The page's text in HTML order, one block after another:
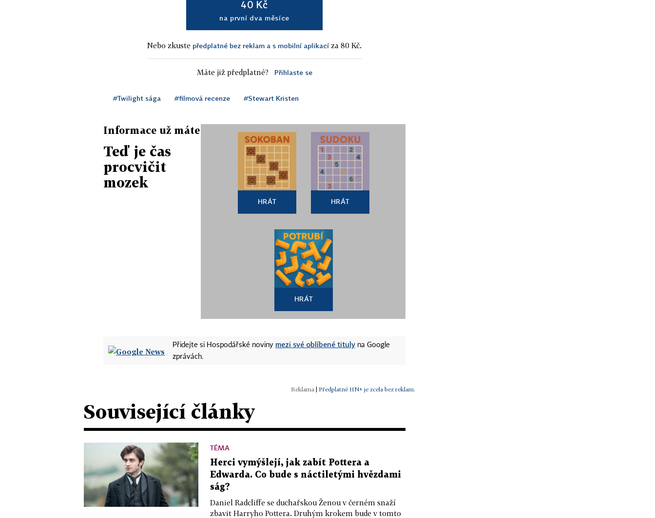
40 Kč
na první dva měsíce
Nebo zkuste předplatné bez reklam a s mobilní aplikací za 80 Kč.
Máte již předplatné? Přihlaste se
#Twilight sága #filmová recenze #Stewart Kristen
Informace už máte
Teď je čas
procvičit
mozek
HRÁT HRÁT
HRÁT
Přidejte si Hospodářské noviny mezi své oblíbené tituly na Google
zprávách.
| Předplatné HN+ je zcela bez reklam.
Související články
TÉMA
Herci vymýšlejí, jak zabít Pottera a
Edwarda. Co bude s náctiletými hvězdami
ság?
Daniel Radcliffe se duchařskou Ženou v černém snaží
zbavit Harryho Pottera. Druhým krokem bude v tomto